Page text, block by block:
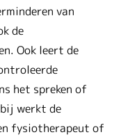
van
de
Ook leert de
het spreken of
werkt de
fysiotherapeut of